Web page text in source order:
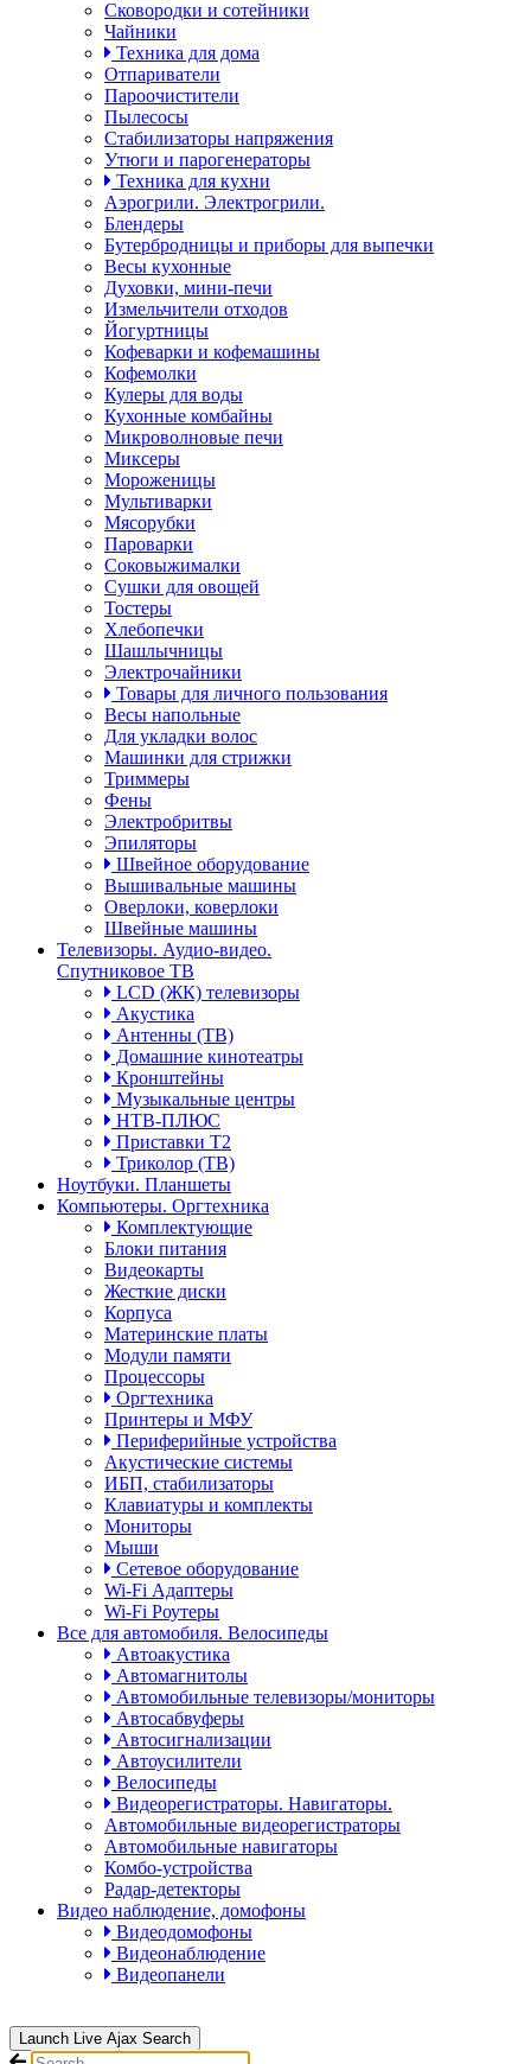
Сковородки и сотейники
Чайники
Техника для дома
Отпариватели
Пароочистители
Пылесосы
Стабилизаторы напряжения
Утюги и парогенераторы
Техника для кухни
Аэрогрили. Электрогрили.
Блендеры
Бутербродницы и приборы для выпечки
Весы кухонные
Духовки, мини-печи
Измельчители отходов
Йогуртницы
Кофеварки и кофемашины
Кофемолки
Кулеры для воды
Кухонные комбайны
Микроволновые печи
Миксеры
Мороженицы
Мультиварки
Мясорубки
Пароварки
Соковыжималки
Сушки для овощей
Тостеры
Хлебопечки
Шашлычницы
Электрочайники
Товары для личного пользования
Весы напольные
Для укладки волос
Машинки для стрижки
Триммеры
Фены
Электробритвы
Эпиляторы
Швейное оборудование
Вышивальные машины
Оверлоки, коверлоки
Швейные машины
Телевизоры. Аудио-видео.
Спутниковое ТВ
LCD (ЖК) телевизоры
Акустика
Антенны (ТВ)
Домашние кинотеатры
Кронштейны
Музыкальные центры
НТВ-ПЛЮС
Приставки Т2
Триколор (ТВ)
Ноутбуки. Планшеты
Компьютеры. Оргтехника
Комплектующие
Блоки питания
Видеокарты
Жесткие диски
Корпуса
Материнские платы
Модули памяти
Процессоры
Оргтехника
Принтеры и МФУ
Периферийные устройства
Акустические системы
ИБП, стабилизаторы
Клавиатуры и комплекты
Мониторы
Мыши
Сетевое оборудование
Wi-Fi Адаптеры
Wi-Fi Роутеры
Все для автомобиля. Велосипеды
Автоакустика
Автомагнитолы
Автомобильные телевизоры/мониторы
Автосабвуферы
Автосигнализации
Автоусилители
Велосипеды
Видеорегистраторы. Навигаторы.
Автомобильные видеорегистраторы
Автомобильные навигаторы
Комбо-устройства
Радар-детекторы
Видео наблюдение, домофоны
Видеодомофоны
Видеонаблюдение
Видеопанели
Launch Live Ajax Search